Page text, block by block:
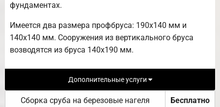
фундаментах.
Имеется два размера профбруса: 190х140 мм и
140х140 мм. Сооружения из вертикального бруса
возводятся из бруса 140х190 мм.
Дополнительные услуги
Сборка сруба на березовые нагеля Бесплатно